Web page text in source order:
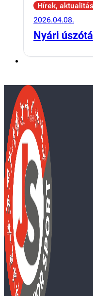
Hírek,
2026.04.08.
Nyári